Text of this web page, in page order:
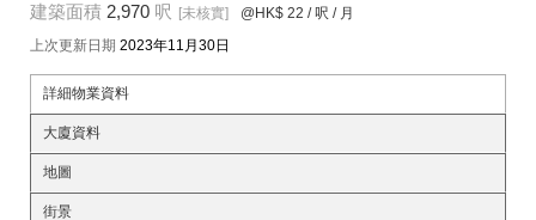
建築面積 2,970 呎 [未核實] @HK$ 22 / 呎 / 月
上次更新日期 2023年11月30日
詳細物業資料
大廈資料
地圖
街景